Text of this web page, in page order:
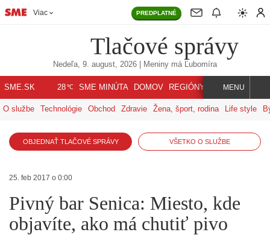
Viac PREDPLATNÉ
Tlačové správy
Nedeľa, 9. august, 2026 | Meniny má Ľubomíra
SME.SK 28℃ SME MINÚTA DOMOV REGIÓNY INDEX SVET
MENU
O službe Technológie Obchod Zdravie Žena, šport, rodina Life style
OBJEDNAŤ TLAČOVÉ SPRÁVY VŠETKO O SLUŽBE
25. feb 2017 o 0:00
Pivný bar Senica: Miesto, kde
objavíte, ako má chutiť pivo